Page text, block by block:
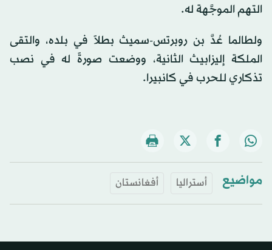
التهم الموجَّهة له.
ولطالما عُدَّ بن روبرتس-سميث بطلاً في بلده، والتقى
الملكة إليزابيث الثانية، ووضعت صورةً له في نصب
تذكاري للحرب في كانبيرا.
مواضيع أستراليا أفغانستان